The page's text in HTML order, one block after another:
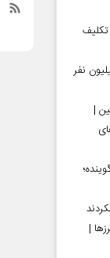
تکلیف
در ایران | بیش از ۱۰.۵ میلیون نفر
|
۱۴۰۵ در مرز‌ها |